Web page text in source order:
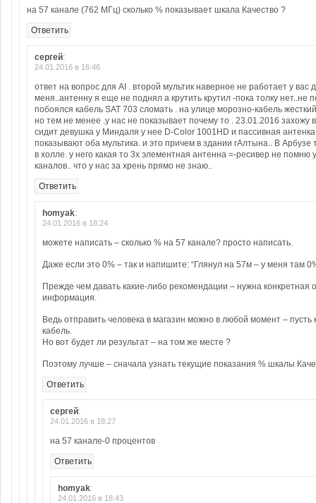
на 57 канале (762 МГц) сколько % показывает шкала Качество ?
Ответить
сергей:
24.01.2016 в 16:46
ответ на вопрос для AI . второй мультик наверное не работает у вас
меня..антенну я еще не поднял а крутить крутил -пока толку нет..не
побоялся кабель SAT 703 сломать . на улице морозно-кабель
но тем не менее .у нас не показывает почему то . 23.01.2016
сидит девушка у Миндаля у нее D-Color 1001HD и пассивная
показывают оба мультика. и это причем в здании гАлтына.. В Арбузе
в холле. у него какая то 3х элементная антенна =-ресивер не помню
каналов.. что у нас за хрень прямо не знаю..
Ответить
homyak:
24.01.2016 в 18:24
можете написать – сколько % на 57 канале? просто написать.
Даже если это 0% – так и напишите: “Глянул на 57м – у меня там
Прежде чем давать какие-либо рекомендации – нужна конкретная
информация.
Ведь отправить человека в магазин можно в любой момент – пусть
кабель.
Но вот будет ли результат – на том же месте ?
Поэтому лучше – сначала узнать текущие показания % шкалы
Ответить
сергей:
24.01.2016 в 18:27
на 57 канале-0 процентов
Ответить
homyak:
24.01.2016 в 18:43